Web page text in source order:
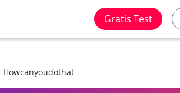
Gratis Test
Howcanyoudothat